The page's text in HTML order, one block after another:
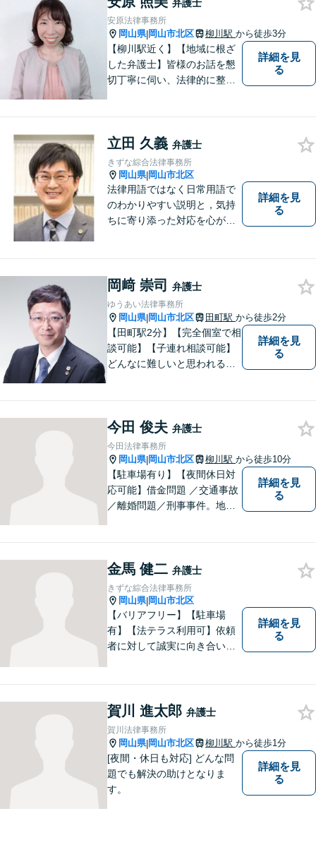
【日弁連国際人権問題委員会
所属】お困りの方は、お気軽
にご相談下さい。
弁護士
安原法律事務所
岡山県|岡山市北区 柳川駅 から徒歩3分
【柳川駅近く】【地域に根ざ
した弁護士】皆様のお話を懇
切丁寧に伺い、法律的に整理
少しでも解決されますよう，
誠心誠意努力いたす所存で
す。皆様方のご来所をお待ち
しております。
詳細を見
る
立田 久義 弁護士
きずな綜合法律事務所
岡山県|岡山市北区
法律用語ではなく日常用語で
のわかりやすい説明と，気持
ちに寄り添った対応を心がけ
詳細を見
る
岡﨑 崇司 弁護士
ゆうあい法律事務所
岡山県|岡山市北区 田町駅 から徒歩2分
【田町駅2分】【完全個室で相
談可能】【子連れ相談可能】
どんなに難しいと思われる案
ている皆さまの現状を良い方
向に変化させることができる
ように全力を尽くします。
詳細を見
る
今田 俊夫 弁護士
今田法律事務所
岡山県|岡山市北区 柳川駅 から徒歩10分
【駐車場有り】【夜間休日対
応可能】借金問題 ／交通事故
／離婚問題／刑事事件。地域
軽にご相談ください。
詳細を見
る
金馬 健二 弁護士
きずな綜合法律事務所
岡山県|岡山市北区
【バリアフリー】【駐車場
有】【法テラス利用可】依頼
者に対して誠実に向き合い、
るように準備していますので
お気軽にご相談ください。
詳細を見
る
賀川 進太郎 弁護士
賀川法律事務所
岡山県|岡山市北区 柳川駅 から徒歩1分
[夜間・休日も対応] どんな問
題でも解決の助けとなりま
す。
詳細を見
る